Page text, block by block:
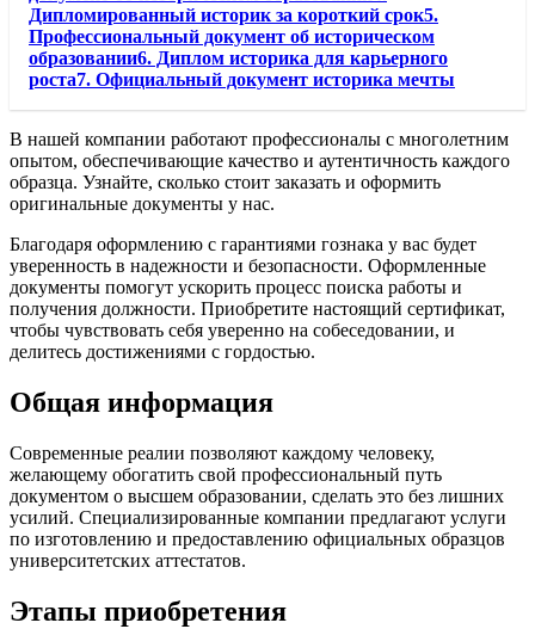
Дипломированный историк за короткий срок5.
Профессиональный документ об историческом
образовании6. Диплом историка для карьерного
роста7. Официальный документ историка мечты
В нашей компании работают профессионалы с многолетним
опытом, обеспечивающие качество и аутентичность каждого
образца. Узнайте, сколько стоит заказать и оформить
оригинальные документы у нас.
Благодаря оформлению с гарантиями гознака у вас будет
уверенность в надежности и безопасности. Оформленные
документы помогут ускорить процесс поиска работы и
получения должности. Приобретите настоящий сертификат,
чтобы чувствовать себя уверенно на собеседовании, и
делитесь достижениями с гордостью.
Общая информация
Современные реалии позволяют каждому человеку,
желающему обогатить свой профессиональный путь
документом о высшем образовании, сделать это без лишних
усилий. Специализированные компании предлагают услуги
по изготовлению и предоставлению официальных образцов
университетских аттестатов.
Этапы приобретения